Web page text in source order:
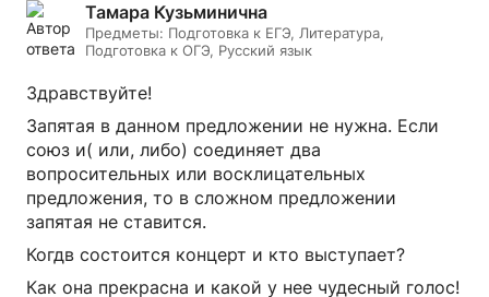
Тамара Кузьминична
Предметы: Подготовка к ЕГЭ, Литература,
Подготовка к ОГЭ, Русский язык
Здравствуйте!
Запятая в данном предложении не нужна. Если
союз и( или, либо) соединяет два
вопросительных или восклицательных
предложения, то в сложном предложении
запятая не ставится.
Когдв состоится концерт и кто выступает?
Как она прекрасна и какой у нее чудесный голос!